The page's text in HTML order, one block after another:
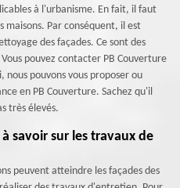
à l'urbanisme. En fait, il faut
Par conséquent, il est
des façades. Ce sont des
pouvez contacter PB Couverture
pouvons vous proposer ou
en PB Couverture. Sachez qu'il
très élevés.
savoir sur les travaux de
peuvent atteindre les façades des